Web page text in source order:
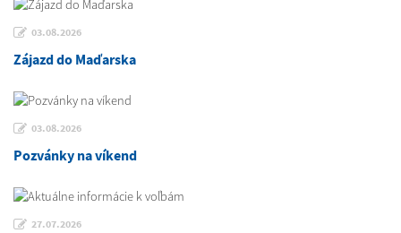
03.08.2026
Zájazd do Maďarska
03.08.2026
Pozvánky na víkend
27.07.2026